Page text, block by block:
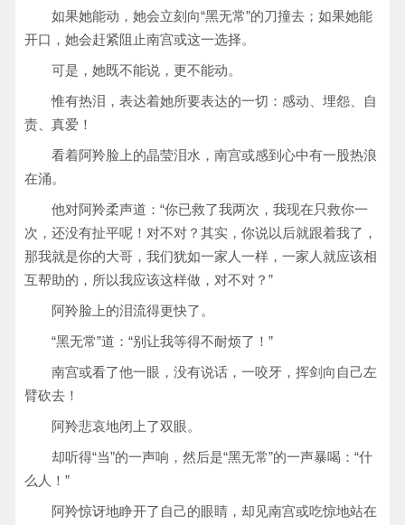
如果她能动，她会立刻向“黑无常”的刀撞去；如果她能
开口，她会赶紧阻止南宫或这一选择。
可是，她既不能说，更不能动。
惟有热泪，表达着她所要表达的一切：感动、埋怨、自
责、真爱！
看着阿羚脸上的晶莹泪水，南宫或感到心中有一股热浪
在涌。
他对阿羚柔声道：“你已救了我两次，我现在只救你一
次，还没有扯平呢！对不对？其实，你说以后就跟着我了，
那我就是你的大哥，我们犹如一家人一样，一家人就应该相
互帮助的，所以我应该这样做，对不对？”
阿羚脸上的泪流得更快了。
“黑无常”道：“别让我等得不耐烦了！”
南宫或看了他一眼，没有说话，一咬牙，挥剑向自己左
臂砍去！
阿羚悲哀地闭上了双眼。
却听得“当”的一声响，然后是“黑无常”的一声暴喝：“什
么人！”
阿羚惊讶地睁开了自己的眼睛，却见南宫或吃惊地站在